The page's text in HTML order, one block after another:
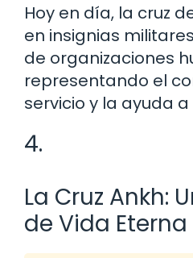
Hoy en día, la cruz
en insignias
de organizaciones
representando el
servicio y la ayuda
4.
La Cruz Ankh:
de Vida Eterna